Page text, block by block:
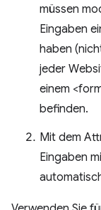
müssen
Eingaben
haben
jeder
einem
befinden.
Mit dem
Eingaben